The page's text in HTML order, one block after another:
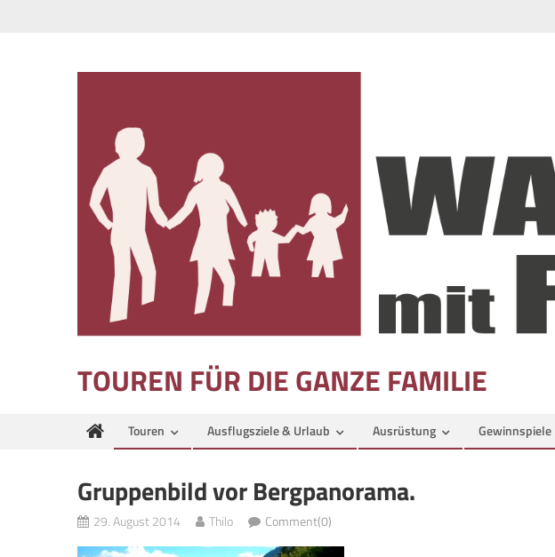
TOUREN FÜR DIE GANZE FAMILIE
Touren Ausflugsziele & Urlaub Ausrüstung Gewinnspiele
Gruppenbild vor Bergpanorama.
29. August 2014 Thilo Comment(0)